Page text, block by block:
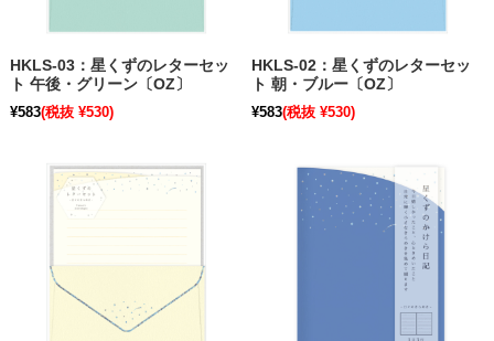
HKLS-03：星くずのレターセッ
ト 午後・グリーン〔OZ〕
¥583(税抜 ¥530)
HKLS-02：星くずのレターセッ
ト 朝・ブルー〔OZ〕
¥583(税抜 ¥530)